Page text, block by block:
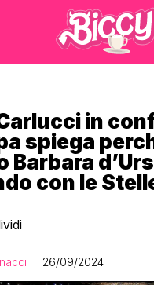
in
spiega
Barbara
con le
26/09/2024